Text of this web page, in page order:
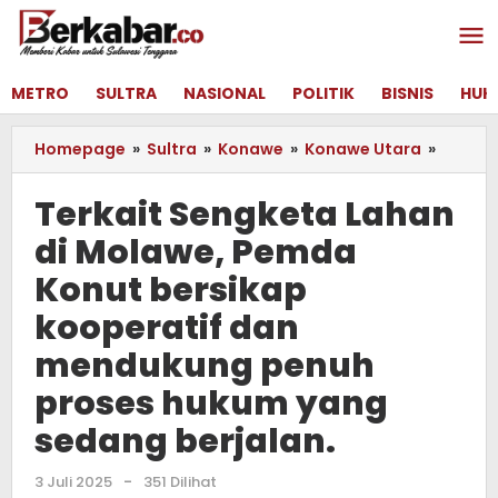
Lewati
konten
METRO
SULTRA NASIONAL POLITIK BISNIS
Homepage » Sultra » Konawe » Konawe Utara »
di
Terkait Sengketa Lahan
di Molawe, Pemda
Konut bersikap
kooperatif dan
mendukung penuh
proses hukum yang
sedang berjalan.
3 Juli 2025 oleh
-
351 Dilihat